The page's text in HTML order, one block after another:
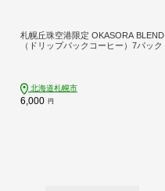
札幌丘珠空港限定 OKASORA BLEND
（ドリップパックコーヒー）7パック
北海道札幌市
6,000 円